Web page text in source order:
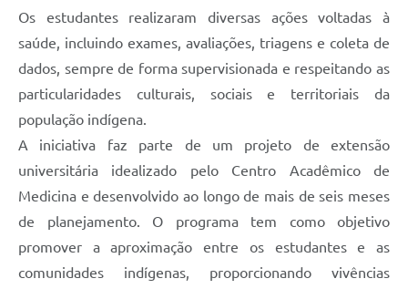
Os estudantes realizaram diversas ações voltadas à
saúde, incluindo exames, avaliações, triagens e coleta de
dados, sempre de forma supervisionada e respeitando as
particularidades culturais, sociais e territoriais da
população indígena.
A iniciativa faz parte de um projeto de extensão
universitária idealizado pelo Centro Acadêmico de
Medicina e desenvolvido ao longo de mais de seis meses
de planejamento. O programa tem como objetivo
promover a aproximação entre os estudantes e as
comunidades indígenas, proporcionando vivências